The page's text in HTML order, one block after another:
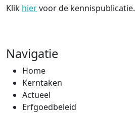
Klik hiervoor de kennispublicatie.
Navigatie
Home
Kerntaken
Actueel
Erfgoedbeleid